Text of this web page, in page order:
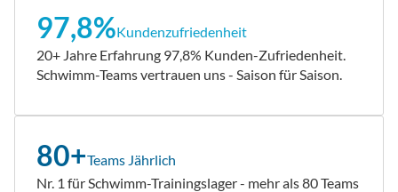
97,8%Kundenzufriedenheit
20+ Jahre Erfahrung 97,8% Kunden-Zufriedenheit.
Schwimm-Teams vertrauen uns - Saison für Saison.
80+Teams Jährlich
Nr. 1 für Schwimm-Trainingslager - mehr als 80 Teams